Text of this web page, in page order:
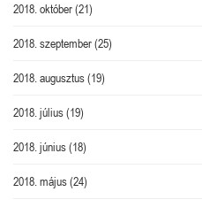
2018. október(21)
2018. szeptember(25)
2018. augusztus(19)
2018. július(19)
2018. június(18)
2018. május(24)